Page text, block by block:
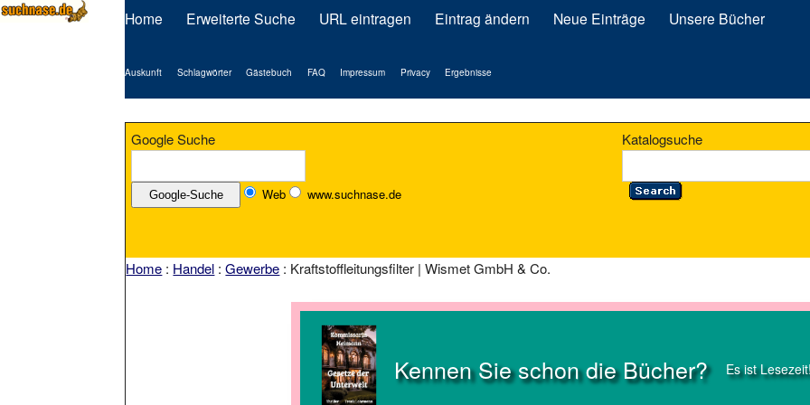
Home Erweiterte Suche URL eintragen Eintrag ändern Neue Einträge Unsere Bücher
Auskunft Schlagwörter Gästebuch FAQ Impressum Privacy Ergebnisse
Google Suche
Web www.suchnase.de
Katalogsuche
Home : Handel :Gewerbe : Kraftstoffleitungsfilter | Wismet GmbH & Co.
Kennen Sie schon die Bücher? Es ist